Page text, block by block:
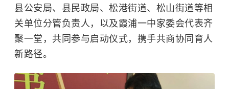
县公安局、县民政局、松港街道、松山街道等相
关单位分管负责人，以及霞浦一中家委会代表齐
聚一堂，共同参与启动仪式，携手共商协同育人
新路径。